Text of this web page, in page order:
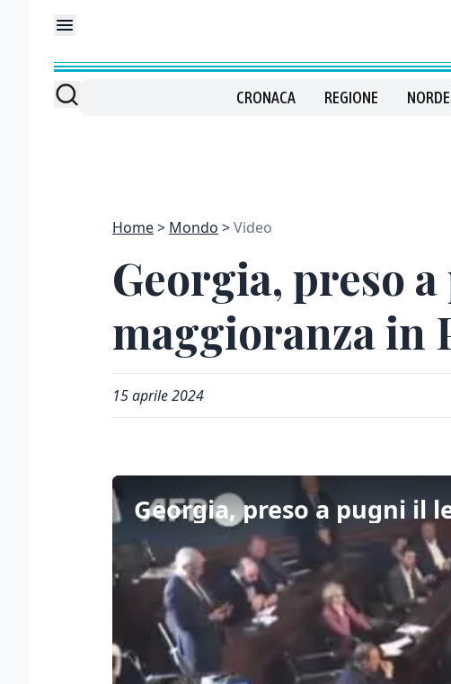
CRONACA REGIONE
Home Mondo Video
Georgia, preso
maggioranza in
15 aprile 2024
Georgia, preso a pugni il